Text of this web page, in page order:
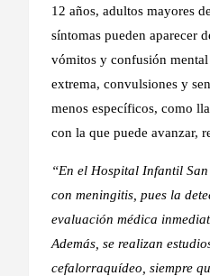
12 años, adultos mayores
síntomas pueden aparecer
vómitos y confusión mental
extrema, convulsiones y
menos específicos, como
con la que puede avanzar,
“En el Hospital Infantil
con meningitis, pues la
evaluación médica
Además, se realizan
cefalorraquídeo, siempre